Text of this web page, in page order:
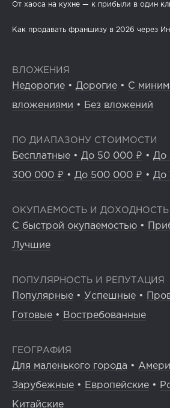
От хаоса на кухне — к прибыли в один
Как продавать франшизу в 2026 через
ВЛОЖЕНИЯ
Недорогие • Дорогие • С
вложениями • Без вложений
ПО ДИАПАЗОНУ СТОИМОСТИ
Бесплатные • До 50 000 ₽ • До
300 000 ₽ • До 500 000 ₽ • До
ОКУПАЕМОСТЬ И ДОХОДНОСТЬ
С быстрой окупаемостью •
Лучшие
ПОПУЛЯРНОСТЬ И РЕПУТАЦИЯ
Популярные • Успешные •
Готовые • Востребованные
ГЕОГРАФИЯ
Для маленького города •
Зарубежные • Европейские •
Китайские